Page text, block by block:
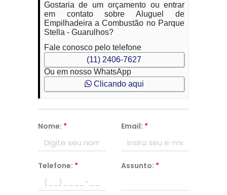
Gostaria de um orçamento ou entrar
em contato sobre Aluguel de
Empilhadeira a Combustão no Parque
Stella - Guarulhos?
Fale conosco pelo telefone
(11) 2406-7627
Ou em nosso WhatsApp
Clicando aqui
Nome: * Email: *
Telefone: * Assunto: *